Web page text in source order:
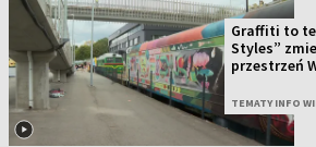
Graffiti to
Styles”
przestrzeń
TEMATY INFO